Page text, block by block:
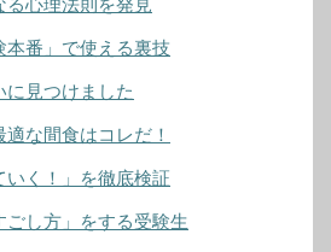
番」で使える裏技
に見つけました
な間食はコレだ！
いく！」を徹底検証
し方」をする受験生